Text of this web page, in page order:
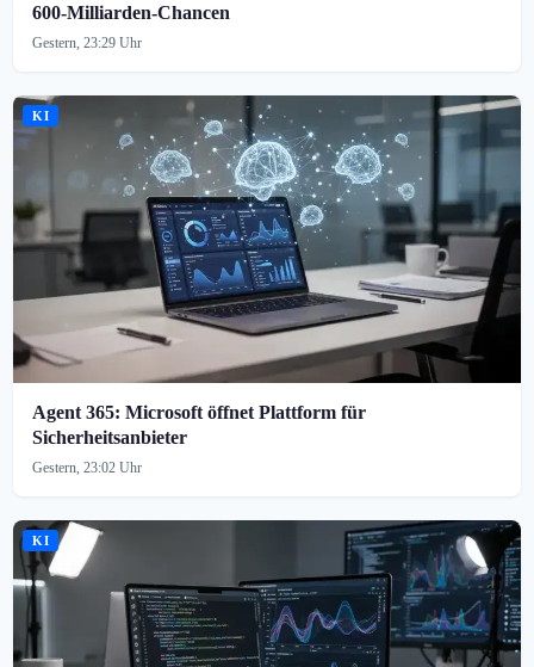
600-Milliarden-Chancen
Gestern, 23:29 Uhr
KI
Agent 365: Microsoft öffnet Plattform für
Sicherheitsanbieter
Gestern, 23:02 Uhr
KI